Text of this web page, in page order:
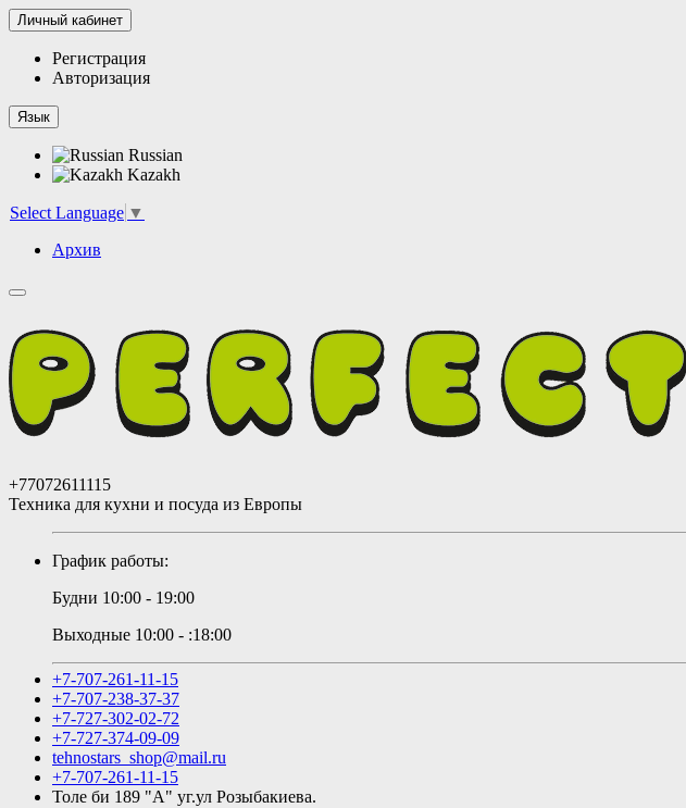
Личный кабинет
Регистрация
Авторизация
Язык
Russian
Kazakh
Select Language ▼
Архив
+77072611115
Техника для кухни и посуда из Европы
График работы:
Будни 10:00 - 19:00
Выходные 10:00 - :18:00
+7-707-261-11-15
+7-707-238-37-37
+7-727-302-02-72
+7-727-374-09-09
tehnostars_shop@mail.ru
+7-707-261-11-15
Толе би 189 "А" уг.ул Розыбакиева.